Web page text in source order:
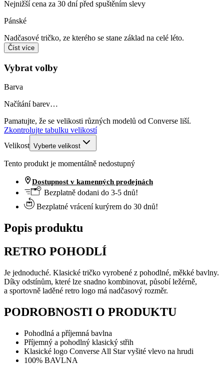
Nejnižší cena za 30 dní před spuštěním slevy
Pánské
Nadčasové tričko, ze kterého se stane základ na celé léto.
Číst více
Vybrat volby
Barva
Načítání barev…
Pamatujte, že se velikosti různých modelů od Converse liší.
Zkontrolujte tabulku velikostí
Velikost Vyberte velikost
Tento produkt je momentálně nedostupný
Dostupnost v kamenných prodejnách
Bezplatně dodani do 3-5 dnů!
Bezplatné vrácení kurýrem do 30 dnů!
Popis produktu
RETRO POHODLÍ
Je jednoduché. Klasické tričko vyrobené z pohodlné, měkké bavlny.
Díky odstínům, které lze snadno kombinovat, působí ležérně,
a sportovně laděné retro logo má nadčasový rozměr.
PODROBNOSTI O PRODUKTU
Pohodlná a příjemná bavlna
Příjemný a pohodlný klasický střih
Klasické logo Converse All Star vyšité vlevo na hrudi
100% BAVLNA